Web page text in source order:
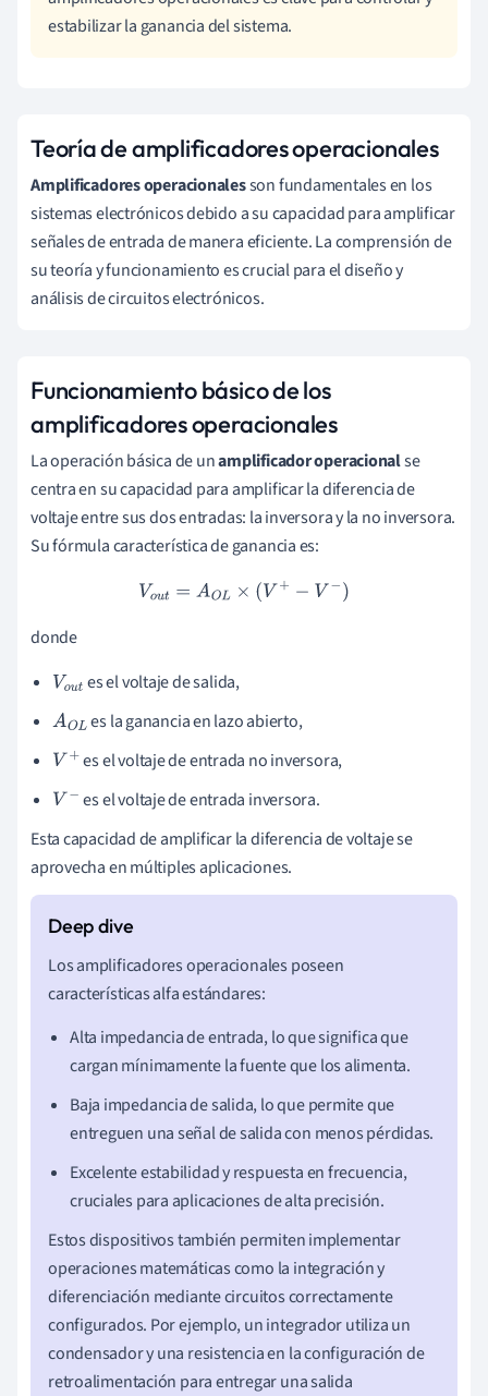
estabilizar la ganancia del sistema.
Teoría de amplificadores operacionales
Amplificadores operacionalesson fundamentales en los
sistemas electrónicos debido a su capacidad para amplificar
señales de entrada de manera eficiente. La comprensión de
su teoría y funcionamiento es crucial para el diseño y
análisis de circuitos electrónicos.
Funcionamiento básico de los
amplificadores operacionales
La operación básica de unamplificador operacionalse
centra en su capacidad para amplificar la diferencia de
voltaje entre sus dos entradas: la inversora y la no inversora.
Su fórmula característica de ganancia es:
Vo ut=AOL ×(V+−V−)
donde
Vou es el voltaje de salida,
AOL es la ganancia en lazo abierto,
V+
es el voltaje de entrada no inversora,
V−
es el voltaje de entrada inversora.
Esta capacidad de amplificar la diferencia de voltaje se
aprovecha en múltiples aplicaciones.
Los amplificadores operacionales poseen
características alfa estándares:
Alta impedancia de entrada, lo que significa que
cargan mínimamente la fuente que los alimenta.
Baja impedancia de salida, lo que permite que
entreguen una señal de salida con menos pérdidas.
Excelente estabilidad y respuesta en frecuencia,
cruciales para aplicaciones de alta precisión.
Estos dispositivos también permiten implementar
operaciones matemáticas como la integración y
diferenciación mediante circuitos correctamente
configurados. Por ejemplo, un integrador utiliza un
condensador y una resistencia en la configuración de
retroalimentación para entregar una salida